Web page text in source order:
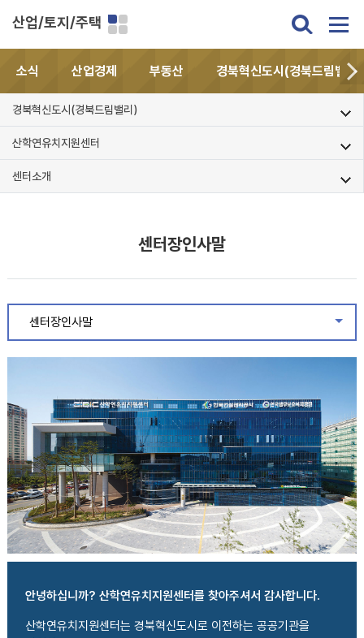
산업/토지/주택
소식 산업경제 부동산 경북혁신도시(경북드림밸리)
경북혁신도시(경북드림밸리)
산학연유치지원센터
센터소개
센터장인사말
센터장인사말
안녕하십니까? 산학연유치지원센터를 찾아주셔서 감사합니다.
산학연유치지원센터는 경북혁신도시로 이전하는 공공기관을